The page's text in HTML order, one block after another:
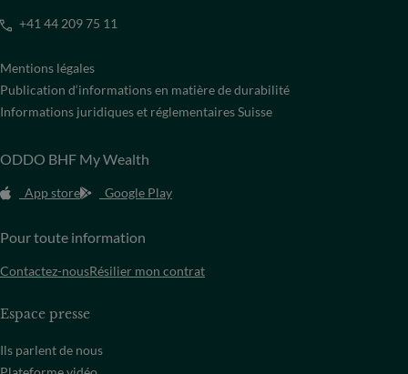
+41 44 209 75 11
Mentions légales
Publication d‘informations en matière de durabilité
Informations juridiques et réglementaires Suisse
ODDO BHF My Wealth
App store Google Play
Pour toute information
Contactez-nousRésilier mon contrat
Espace presse
Ils parlent de nous